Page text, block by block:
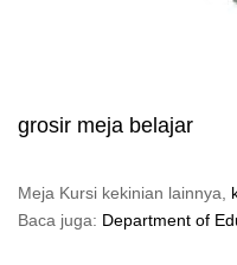
grosir meja belajar
Meja Kursi kekinian lainnya,
Baca juga: Department of